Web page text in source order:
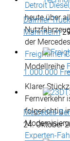
Detroit Diesel
heute über
der
Freightliner
Modellreihe
Klarer
Fernverkehr
folgerichtig
Experten-
Daimler
Mannheim
1.000.000
Mercedes-
24. Oktober